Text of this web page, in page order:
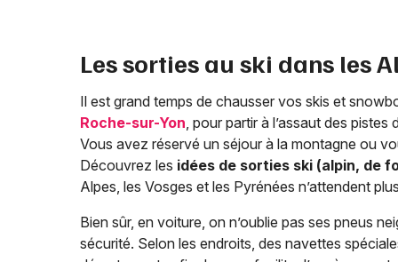
Les sorties au ski dans les
Il est grand temps de chausser vos skis et
Roche-sur-Yon, pour partir à l’assaut des
Vous avez réservé un séjour à la montagne ou
Découvrez les idées de sorties ski (alpin, de
Alpes, les Vosges et les Pyrénées n’attendent
Bien sûr, en voiture, on n’oublie pas ses pneus
sécurité. Selon les endroits, des navettes